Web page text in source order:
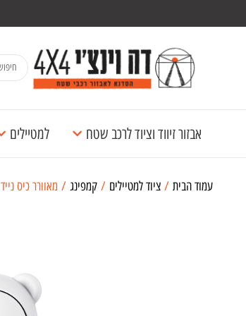
אבזור זיווד וציוד לרכב שטח למטיילים
עמוד הבית / ציוד למטיילים / קמפינג / מאוורר כיס נייד USB JISULFE דגם LIFE 8 צבע לבן